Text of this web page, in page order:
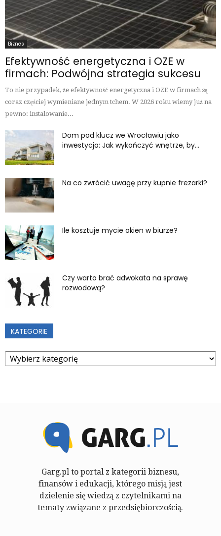
Biznes
Efektywność energetyczna i OZE w
firmach: Podwójna strategia sukcesu
To nie przypadek, że efektywność energetyczna i OZE w firmach są
coraz częściej wymieniane jednym tchem. W 2026 roku wiemy już na
pewno: instalowanie...
Dom pod klucz we Wrocławiu jako
inwestycja: Jak wykończyć wnętrze, by...
Na co zwrócić uwagę przy kupnie frezarki?
Ile kosztuje mycie okien w biurze?
Czy warto brać adwokata na sprawę
rozwodową?
KATEGORIE
Kategorie
Garg.pl to portal z kategorii biznesu,
finansów i edukacji, którego misją jest
dzielenie się wiedzą z czytelnikami na
tematy związane z przedsiębiorczością.